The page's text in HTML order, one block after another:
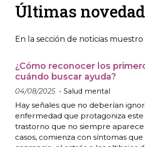
Últimas
En la sección de noticias
¿Cómo reconocer los
cuándo buscar ayuda?
04/08/2025 Salud mental
Hay señales que no deberían
enfermedad que protagoniza
trastorno que no siempre
casos, comienza con síntomas